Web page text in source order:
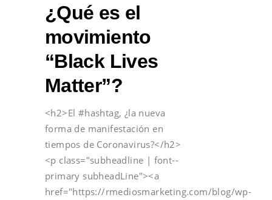
¿Qué es el
movimiento
“Black Lives
Matter”?
<h2>El #hashtag, ¿la nueva
forma de manifestación en
tiempos de Coronavirus?</h2>
<p class="subheadline | font--
primary subheadLine"><a
href="https://rmediosmarketing.com/blog/wp-